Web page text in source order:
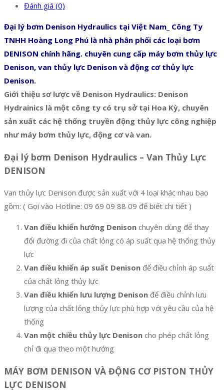
Đánh giá (0)
Đại lý bơm Denison Hydraulics tại Việt Nam_ Công Ty
TNHH Hoàng Long Phú là nhà phân phối các loại bơm
DENISON chính hãng. chuyên cung cấp máy bơm thủy lực
Denison, van thủy lực Denison và động cơ thủy lực
Denison.
Giới thiệu sơ lược về Denison Hydraulics: Denison
Hydrainics là một công ty có trụ sở tại Hoa Kỳ, chuyên
sản xuất các hệ thống truyền động thủy lực công nghiệp
như máy bơm thủy lực, động cơ và van.
Đại lý bơm Denison Hydraulics – Van Thủy Lực
DENISON
Van thủy lực Denison được sản xuất với 4 loại khác nhau bao
gồm: ( Gọi vào Hotline: 09 69 09 88 09 để biết chi tiết )
Van điều khiển hướng Denison chuyên dùng để thay
đổi đường đi của chất lỏng có áp suất qua hệ thống thủy
lực
Van điều khiển áp suất Denison để điều chỉnh áp suất
của chất lỏng thủy lực
Van điều khiển lưu lượng Denison để điều chỉnh lưu
lượng của chất lỏng thủy lực phù hợp với yêu cầu của hệ
thống
Van một chiều thủy lực Denison cho phép chất lỏng
chỉ đi qua theo một hướng
MÁY BƠM DENISON VÀ ĐỘNG CƠ PISTON THỦY
LỰC DENISON